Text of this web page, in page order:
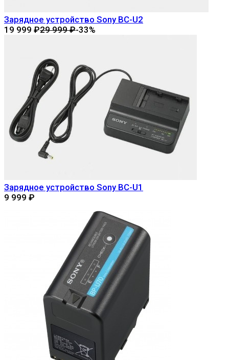
Зарядное устройство Sony BC-U2
19 999 ₽29 999₽-33%
Зарядное устройство Sony BC-U1
9 999 ₽